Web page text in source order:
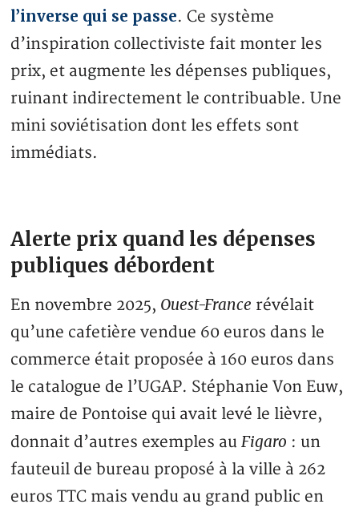
l’inverse qui se passe. Ce système
d’inspiration collectiviste fait monter les
prix, et augmente les dépenses publiques,
ruinant indirectement le contribuable. Une
mini soviétisation dont les effets sont
immédiats.
Alerte prix quand les dépenses
publiques débordent
En novembre 2025, Ouest-France révélait
qu’une cafetière vendue 60 euros dans le
commerce était proposée à 160 euros dans
le catalogue de l’UGAP. Stéphanie Von Euw,
maire de Pontoise qui avait levé le lièvre,
donnait d’autres exemples auFigaro : un
fauteuil de bureau proposé à la ville à 262
euros TTC mais vendu au grand public en